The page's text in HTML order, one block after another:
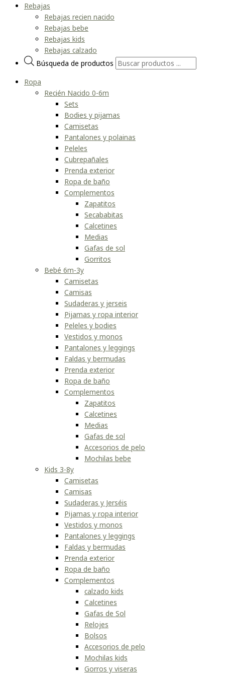
Rebajas
Rebajas recien nacido
Rebajas bebe
Rebajas kids
Rebajas calzado
Búsqueda de productos
Ropa
Recién Nacido 0-6m
Sets
Bodies y pijamas
Camisetas
Pantalones y polainas
Peleles
Cubrepañales
Prenda exterior
Ropa de baño
Complementos
Zapatitos
Secababitas
Calcetines
Medias
Gafas de sol
Gorritos
Bebé 6m-3y
Camisetas
Camisas
Sudaderas y jerseis
Pijamas y ropa interior
Peleles y bodies
Vestidos y monos
Pantalones y leggings
Faldas y bermudas
Prenda exterior
Ropa de baño
Complementos
Zapatitos
Calcetines
Medias
Gafas de sol
Accesorios de pelo
Mochilas bebe
Kids 3-8y
Camisetas
Camisas
Sudaderas y Jerséis
Pijamas y ropa interior
Vestidos y monos
Pantalones y leggings
Faldas y bermudas
Prenda exterior
Ropa de baño
Complementos
calzado kids
Calcetines
Gafas de Sol
Relojes
Bolsos
Accesorios de pelo
Mochilas kids
Gorros y viseras